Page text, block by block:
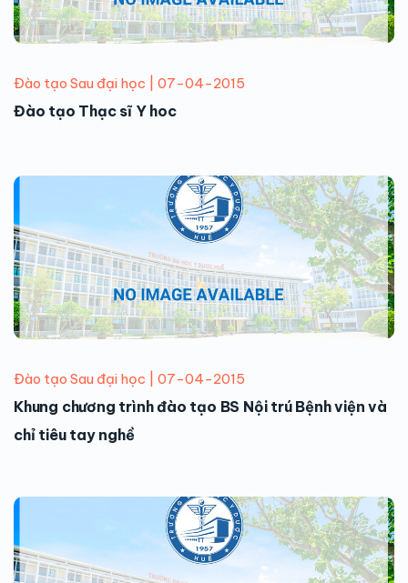
Đào tạo Sau đại học | 07-04-2015
Đào tạo Thạc sĩ Y hoc
Đào tạo Sau đại học | 07-04-2015
Khung chương trình đào tạo BS Nội trú Bệnh viện và
chỉ tiêu tay nghề